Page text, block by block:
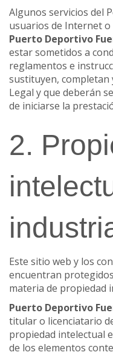
Algunos servicios del
usuarios de Internet o
Puerto Deportivo
estar sometidos a
reglamentos e
sustituyen, completan
Legal y que deberán
de iniciarse la
2.
Este sitio web y los
encuentran
materia de propiedad
Puerto Deportivo
titular o licenciatario
propiedad intelectual
de los elementos